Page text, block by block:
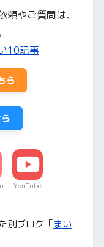
やご質問は、
10記事
ら
YouTube
別ブログ「まい